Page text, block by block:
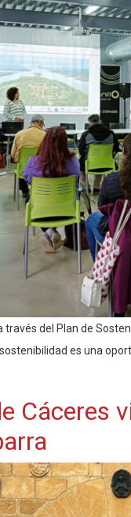
través del Plan de
es una
Cáceres